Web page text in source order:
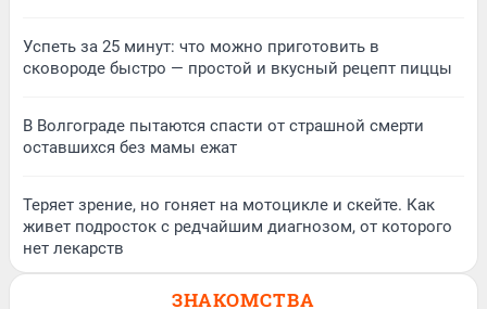
Успеть за 25 минут: что можно приготовить в
сковороде быстро — простой и вкусный рецепт пиццы
В Волгограде пытаются спасти от страшной смерти
оставшихся без мамы ежат
Теряет зрение, но гоняет на мотоцикле и скейте. Как
живет подросток с редчайшим диагнозом, от которого
нет лекарств
ЗНАКОМСТВА